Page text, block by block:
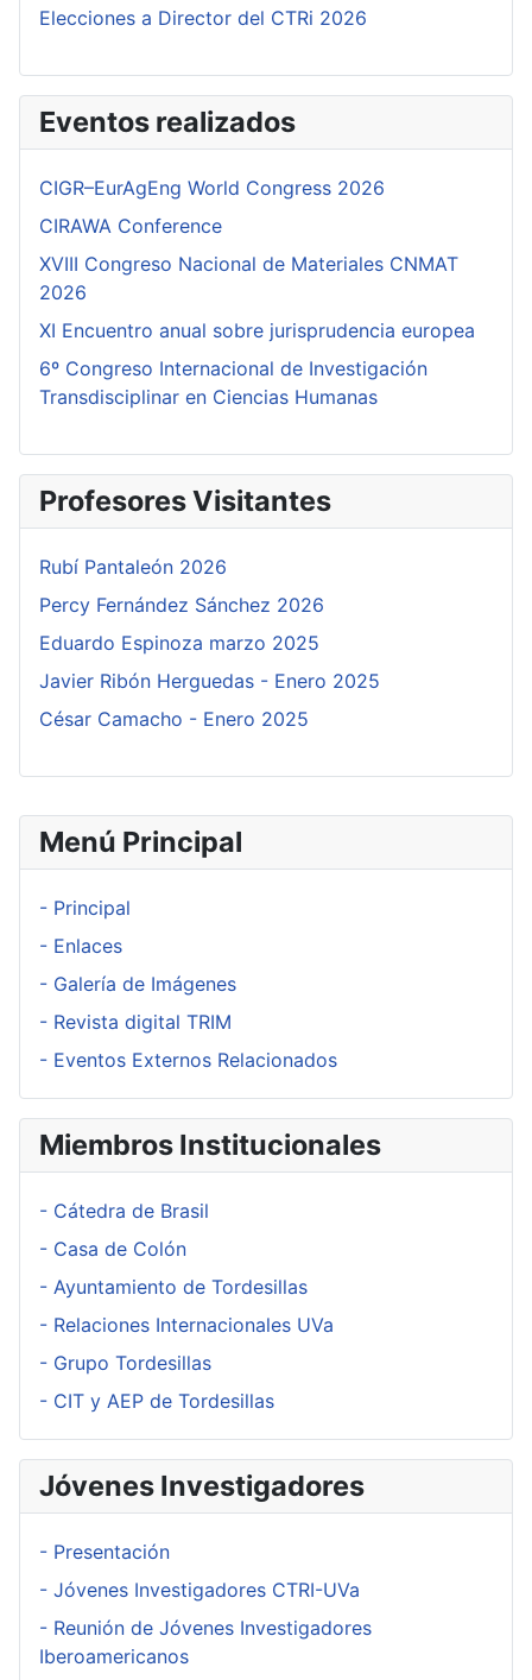
Menú Principal
- Principal
- Enlaces
- Galería de Imágenes
- Revista digital TRIM
- Eventos Externos Relacionados
Miembros Institucionales
- Cátedra de Brasil
- Casa de Colón
- Ayuntamiento de Tordesillas
- Relaciones Internacionales UVa
- Grupo Tordesillas
- CIT y AEP de Tordesillas
Jóvenes Investigadores
- Presentación
- Jóvenes Investigadores CTRI-UVa
- Reunión de Jóvenes Investigadores
Iberoamericanos
Elecciones a Director del CTRi 2026
Eventos realizados
CIGR–EurAgEng World Congress 2026
CIRAWA Conference
XVIII Congreso Nacional de Materiales CNMAT
2026
XI Encuentro anual sobre jurisprudencia europea
6º Congreso Internacional de Investigación
Transdisciplinar en Ciencias Humanas
Profesores Visitantes
Rubí Pantaleón 2026
Percy Fernández Sánchez 2026
Eduardo Espinoza marzo 2025
Javier Ribón Herguedas - Enero 2025
César Camacho - Enero 2025